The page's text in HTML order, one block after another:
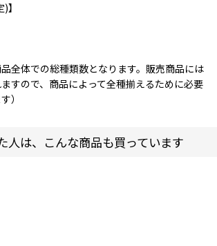
】
品全体での総種類数となります。販売商品には
すので、商品によって全種揃えるために必要
）
人は、こんな商品も買っています